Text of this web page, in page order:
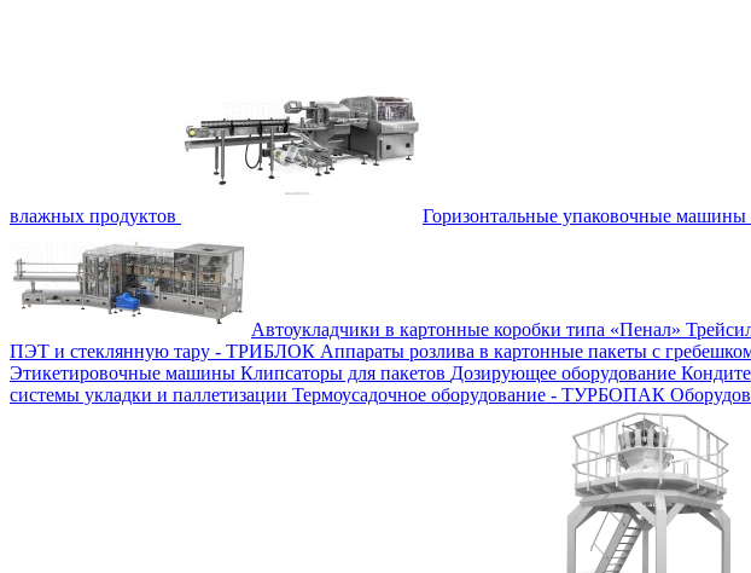
влажных продуктов Горизонтальные упаковочные
Автоукладчики в картонные коробки типа «Пенал»
ПЭТ и стеклянную тару - ТРИБЛОК Аппараты розлива в картонные пакеты с
Этикетировочные машины Клипсаторы для пакетов Дозирующее оборудование
системы укладки и паллетизации Термоусадочное оборудование - ТУРБОПАК